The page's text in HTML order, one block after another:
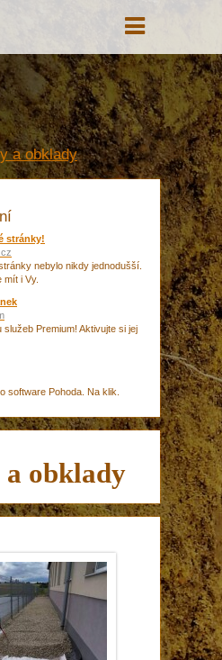
a obklady
stránky!
nebylo nikdy jednodušší.
mít i Vy.
Premium! Aktivujte si jej
software Pohoda. Na klik.
a obklady